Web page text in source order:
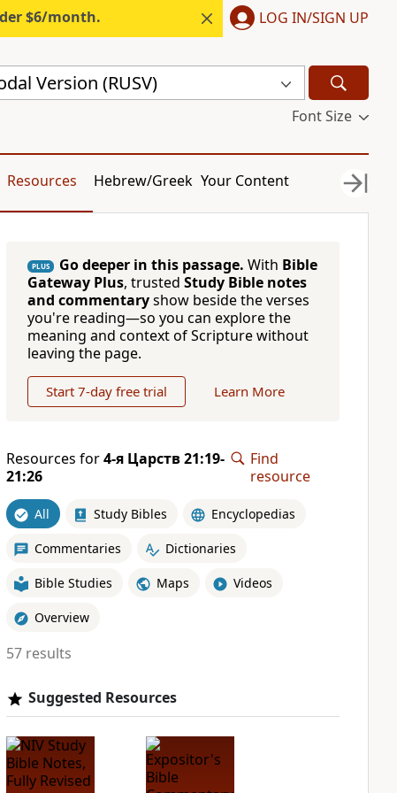
$6/month. LOG IN/SIGN UP
Version (RUSV)
Font Size
Resources Hebrew/Greek Your Content
PLUS Go deeper in this passage. With Bible
Gateway Plus, trusted Study Bible notes
and commentaryshow beside the verses
you're reading—so you can explore the
meaning and context of Scripture without
leaving the page.
Start 7-day free trial Learn More
Resources for4-я Царств 21:19-
21:26
Find
resource
All Study Bibles Encyclopedias
Commentaries Dictionaries
Bible Studies Maps Videos
Overview
57 results
Suggested Resources